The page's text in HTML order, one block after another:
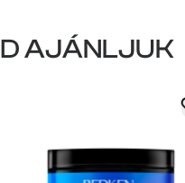
AJÁNLJUK